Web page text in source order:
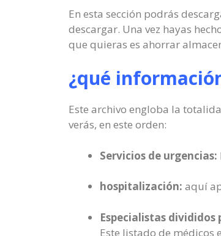
En esta sección podrás
descargar. Una vez hayas
que quieras es ahorrar
¿qué
Este archivo engloba la
verás, en este orden:
Servicios de urgencias:
hospitalización: aquí
Especialistas divididos
Este listado de médicos